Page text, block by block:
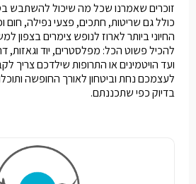
זוכרים שאמרנו שכל מה שיכול להשתבש
כולל גם שריטות, חתכים, פצעי נפילה, חום
החיוני ביותר לארוז לנופש צימרים בצפון
להכיל פשוט הכל: מפלסטרים, יוד וגאזות,
ועד הויטמינים או התרופות שילדכם צריך
לעצמכם נחת וביטחון לאורך החופשה
בדיוק כפי שתכננתם.